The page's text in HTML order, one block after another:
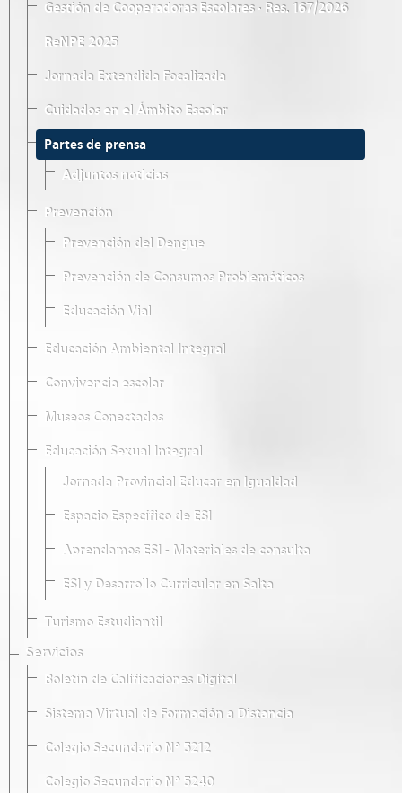
Gestión de Cooperadoras Escolares · Res. 167/2026
ReNPE 2025
Jornada Extendida Focalizada
Cuidados en el Ámbito Escolar
Partes de prensa
Adjuntos noticias
Prevención
Prevención del Dengue
Prevención de Consumos Problemáticos
Educación Vial
Educación Ambiental Integral
Convivencia escolar
Museos Conectados
Educación Sexual Integral
Jornada Provincial Educar en Igualdad
Espacio Específico de ESI
Aprendamos ESI - Materiales de consulta
ESI y Desarrollo Curricular en Salta
Turismo Estudiantil
Servicios
Boletín de Calificaciones Digital
Sistema Virtual de Formación a Distancia
Colegio Secundario Nº 5212
Colegio Secundario Nº 5240